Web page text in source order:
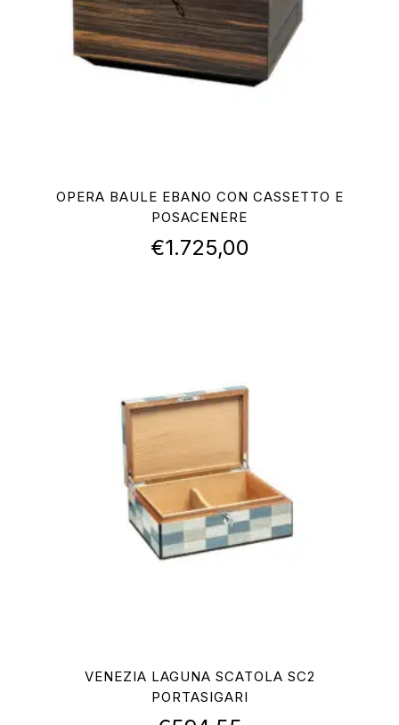
OPERA BAULE EBANO CON CASSETTO E
POSACENERE
€1.725,00
VENEZIA LAGUNA SCATOLA SC2
PORTASIGARI